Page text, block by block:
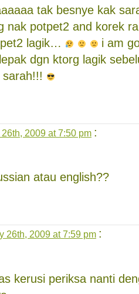
tak besnye kak
potpet2 and korek
lagik…
i am
dgn ktorg lagik
26th, 2009 at 7:50 pm :
atau english??
26th, 2009 at 7:59 pm :
kerusi periksa nanti